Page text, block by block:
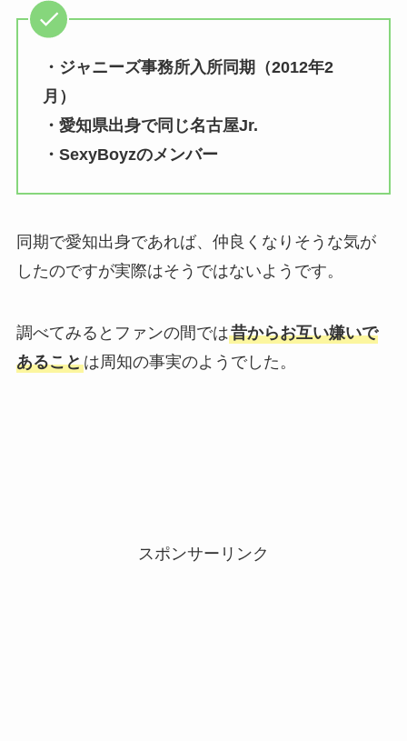
・ジャニーズ事務所入所同期（2012年2
月）
・愛知県出身で同じ名古屋Jr.
・SexyBoyzのメンバー
同期で愛知出身であれば、仲良くなりそうな気が
したのですが実際はそうではないようです。
調べてみるとファンの間では昔からお互い嫌いで
あることは周知の事実のようでした。
スポンサーリンク